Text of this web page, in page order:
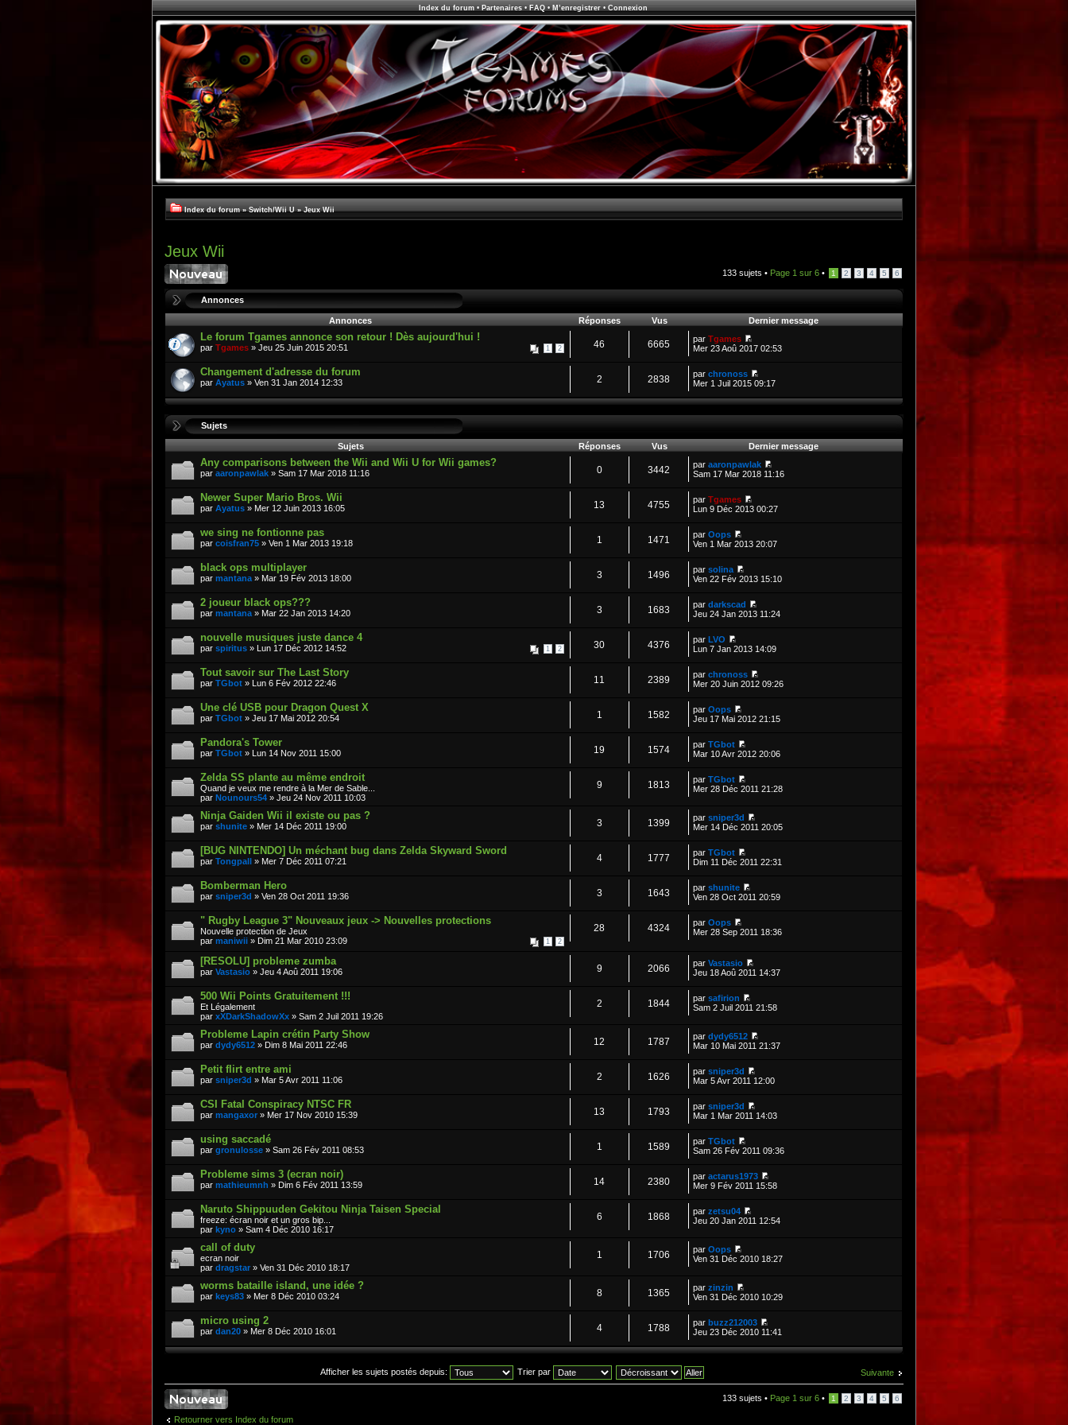
Index du forum• Partenaires• FAQ• M’enregistrer• Connexion
Index du forum » Switch/Wii U » Jeux Wii
Jeux Wii
133 sujets • Page 1 sur 6 • 1 2 3 4 5 6
Annonces
Annonces Réponses Vus Dernier message
Le forum Tgames annonce son retour ! Dès aujourd'hui !
1 2
par Tgames » Jeu 25 Juin 2015 20:51 46 6665 par Tgames
Mer 23 Aoû 2017 02:53
Changement d'adresse du forum
par Ayatus » Ven 31 Jan 2014 12:33 2 2838 par chronoss
Mer 1 Juil 2015 09:17
Sujets
Sujets Réponses Vus Dernier message
Any comparisons between the Wii and Wii U for Wii games?
par aaronpawlak » Sam 17 Mar 2018 11:16 0 3442 par aaronpawlak
Sam 17 Mar 2018 11:16
Newer Super Mario Bros. Wii
par Ayatus » Mer 12 Juin 2013 16:05 13 4755 par Tgames
Lun 9 Déc 2013 00:27
we sing ne fontionne pas
par coisfran75 » Ven 1 Mar 2013 19:18 1 1471 par Oops
Ven 1 Mar 2013 20:07
black ops multiplayer
par mantana » Mar 19 Fév 2013 18:00 3 1496 par solina
Ven 22 Fév 2013 15:10
2 joueur black ops???
par mantana » Mar 22 Jan 2013 14:20 3 1683 par darkscad
Jeu 24 Jan 2013 11:24
nouvelle musiques juste dance 4
1 2
par spiritus » Lun 17 Déc 2012 14:52 30 4376 par LVO
Lun 7 Jan 2013 14:09
Tout savoir sur The Last Story
par TGbot » Lun 6 Fév 2012 22:46 11 2389 par chronoss
Mer 20 Juin 2012 09:26
Une clé USB pour Dragon Quest X
par TGbot » Jeu 17 Mai 2012 20:54 1 1582 par Oops
Jeu 17 Mai 2012 21:15
Pandora's Tower
par TGbot » Lun 14 Nov 2011 15:00 19 1574 par TGbot
Mar 10 Avr 2012 20:06
Zelda SS plante au même endroit
Quand je veux me rendre à la Mer de Sable...
par Nounours54 » Jeu 24 Nov 2011 10:03
9 1813 par TGbot
Mer 28 Déc 2011 21:28
Ninja Gaiden Wii il existe ou pas ?
par shunite » Mer 14 Déc 2011 19:00 3 1399 par sniper3d
Mer 14 Déc 2011 20:05
[BUG NINTENDO] Un méchant bug dans Zelda Skyward Sword
par Tongpall » Mer 7 Déc 2011 07:21 4 1777 par TGbot
Dim 11 Déc 2011 22:31
Bomberman Hero
par sniper3d » Ven 28 Oct 2011 19:36 3 1643 par shunite
Ven 28 Oct 2011 20:59
" Rugby League 3" Nouveaux jeux -> Nouvelles protections
Nouvelle protection de Jeux
1 2
par maniwii » Dim 21 Mar 2010 23:09
28 4324 par Oops
Mer 28 Sep 2011 18:36
[RESOLU] probleme zumba
par Vastasio » Jeu 4 Aoû 2011 19:06 9 2066 par Vastasio
Jeu 18 Aoû 2011 14:37
500 Wii Points Gratuitement !!!
Et Légalement
par xXDarkShadowXx » Sam 2 Juil 2011 19:26
2 1844 par safirion
Sam 2 Juil 2011 21:58
Probleme Lapin crétin Party Show
par dydy6512 » Dim 8 Mai 2011 22:46 12 1787 par dydy6512
Mar 10 Mai 2011 21:37
Petit flirt entre ami
par sniper3d » Mar 5 Avr 2011 11:06 2 1626 par sniper3d
Mar 5 Avr 2011 12:00
CSI Fatal Conspiracy NTSC FR
par mangaxor » Mer 17 Nov 2010 15:39 13 1793 par sniper3d
Mar 1 Mar 2011 14:03
using saccadé
par gronulosse » Sam 26 Fév 2011 08:53 1 1589 par TGbot
Sam 26 Fév 2011 09:36
Probleme sims 3 (ecran noir)
par mathieumnh » Dim 6 Fév 2011 13:59 14 2380 par actarus1973
Mer 9 Fév 2011 15:58
Naruto Shippuuden Gekitou Ninja Taisen Special
freeze: écran noir et un gros bip...
par kyno » Sam 4 Déc 2010 16:17
6 1868 par zetsu04
Jeu 20 Jan 2011 12:54
call of duty
ecran noir
par dragstar » Ven 31 Déc 2010 18:17
1 1706 par Oops
Ven 31 Déc 2010 18:27
worms bataille island, une idée ?
par keys83 » Mer 8 Déc 2010 03:24 8 1365 par zinzin
Ven 31 Déc 2010 10:29
micro using 2
par dan20 » Mer 8 Déc 2010 16:01 4 1788 par buzz212003
Jeu 23 Déc 2010 11:41
Suivante
Afficher les sujets postés depuis: Trier par
133 sujets • Page 1 sur 6 • 1 2 3 4 5 6
Retourner vers Index du forum